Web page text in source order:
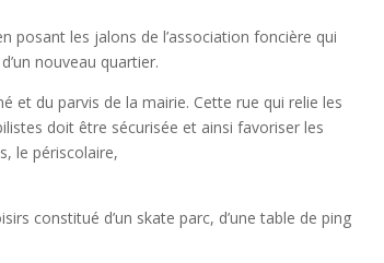
posant les jalons de l’association foncière qui
nouveau quartier.
et du parvis de la mairie. Cette rue qui relie les
doit être sécurisée et ainsi favoriser les
le périscolaire,
constitué d’un skate parc, d’une table de ping